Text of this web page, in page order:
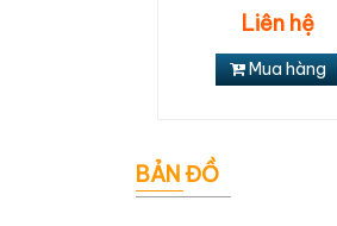
Liên hệ
Mua hàng
BẢN ĐỒ